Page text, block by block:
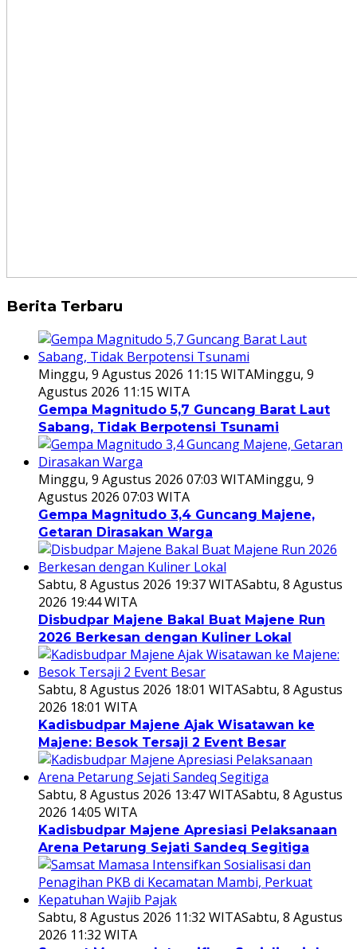
Berita Terbaru
Minggu, 9 Agustus 2026 11:15 WITAMinggu, 9
Agustus 2026 11:15 WITA
Gempa Magnitudo 5,7 Guncang Barat Laut
Sabang, Tidak Berpotensi Tsunami
Minggu, 9 Agustus 2026 07:03 WITAMinggu, 9
Agustus 2026 07:03 WITA
Gempa Magnitudo 3,4 Guncang Majene,
Getaran Dirasakan Warga
Sabtu, 8 Agustus 2026 19:37 WITASabtu, 8 Agustus
2026 19:44 WITA
Disbudpar Majene Bakal Buat Majene Run
2026 Berkesan dengan Kuliner Lokal
Sabtu, 8 Agustus 2026 18:01 WITASabtu, 8 Agustus
2026 18:01 WITA
Kadisbudpar Majene Ajak Wisatawan ke
Majene: Besok Tersaji 2 Event Besar
Sabtu, 8 Agustus 2026 13:47 WITASabtu, 8 Agustus
2026 14:05 WITA
Kadisbudpar Majene Apresiasi Pelaksanaan
Arena Petarung Sejati Sandeq Segitiga
Sabtu, 8 Agustus 2026 11:32 WITASabtu, 8 Agustus
2026 11:32 WITA